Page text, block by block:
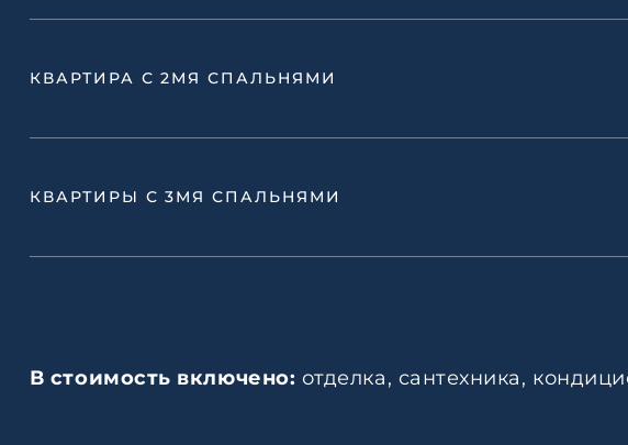
КВАРТИРА С 2МЯ СПАЛЬНЯМИ
КВАРТИРЫ С 3МЯ СПАЛЬНЯМИ
В стоимость включено: отделка, сантехника,